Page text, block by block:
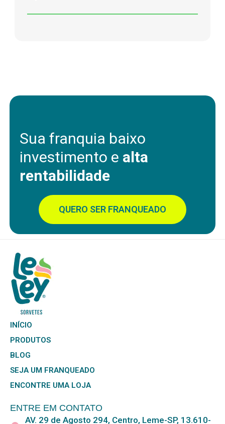
Sua franquia baixo
investimento e alta
rentabilidade
QUERO SER FRANQUEADO
INÍCIO
PRODUTOS
BLOG
SEJA UM FRANQUEADO
ENCONTRE UMA LOJA
ENTRE EM CONTATO
AV. 29 de Agosto 294, Centro, Leme-SP, 13.610-